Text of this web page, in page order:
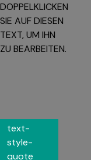
DOPPELKLICKEN
SIE AUF DIESEN
TEXT, UM IHN
ZU BEARBEITEN.
text-
style-
quote